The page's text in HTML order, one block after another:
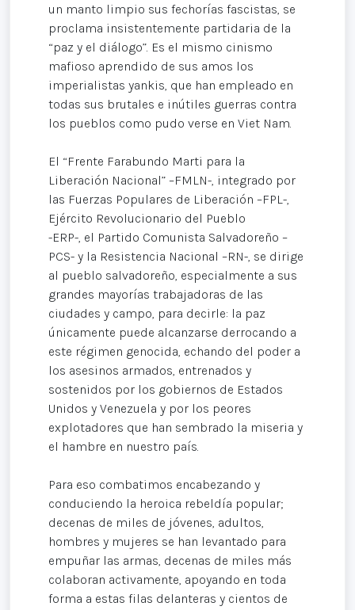
un manto limpio sus fechorías fascistas, se
proclama insistentemente partidaria de la
“paz y el diálogo”. Es el mismo cinismo
mafioso aprendido de sus amos los
imperialistas yankis, que han empleado en
todas sus brutales e inútiles guerras contra
los pueblos como pudo verse en Viet Nam.
El “Frente Farabundo Marti para la
Liberación Nacional” –FMLN-, integrado por
las Fuerzas Populares de Liberación –FPL-,
Ejército Revolucionario del Pueblo
-ERP-, el Partido Comunista Salvadoreño –
PCS- y la Resistencia Nacional –RN-, se dirige
al pueblo salvadoreño, especialmente a sus
grandes mayorías trabajadoras de las
ciudades y campo, para decirle: la paz
únicamente puede alcanzarse derrocando a
este régimen genocida, echando del poder a
los asesinos armados, entrenados y
sostenidos por los gobiernos de Estados
Unidos y Venezuela y por los peores
explotadores que han sembrado la miseria y
el hambre en nuestro país.
Para eso combatimos encabezando y
conduciendo la heroica rebeldía popular;
decenas de miles de jóvenes, adultos,
hombres y mujeres se han levantado para
empuñar las armas, decenas de miles más
colaboran activamente, apoyando en toda
forma a estas filas delanteras y cientos de